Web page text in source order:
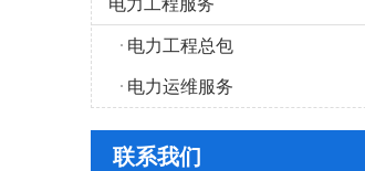
电力工程总包
电力运维服务
联系我们